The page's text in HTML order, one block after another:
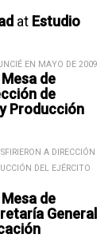
at Estudio
EN MAYO DE 2009
de
de
Producción
A DIRECCIÓN
DEL EJÉRCITO
de
General